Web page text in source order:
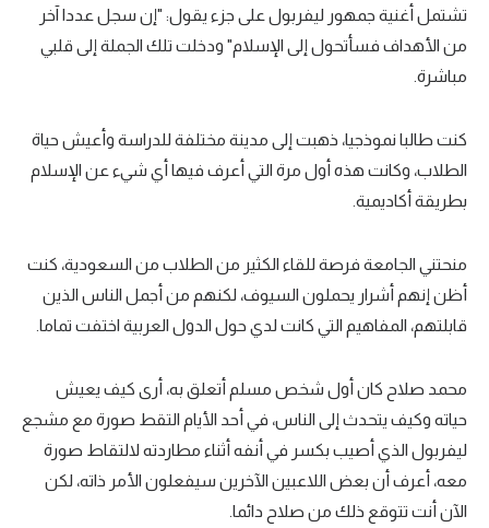
أقسام خاصة
Gamers
تحقيق في الجول
تقرير في الجول
حكايات في الجول
تشتمل أغنية جمهور ليفربول على جزء يقول: "إن سجل عددا آخر
من الأهداف فسأتحول إلى الإسلام" ودخلت تلك الجملة إلى قلبي
مباشرة.
كنت طالبا نموذجيا، ذهبت إلى مدينة مختلفة للدراسة وأعيش حياة
الطلاب، وكانت هذه أول مرة التي أعرف فيها أي شيء عن الإسلام
بطريقة أكاديمية.
منحتني الجامعة فرصة للقاء الكثير من الطلاب من السعودية، كنت
أظن إنهم أشرار يحملون السيوف، لكنهم من أجمل الناس الذين
قابلتهم، المفاهيم التي كانت لدي حول الدول العربية اختفت تماما.
محمد صلاح كان أول شخص مسلم أتعلق به، أرى كيف يعيش
حياته وكيف يتحدث إلى الناس، في أحد الأيام التقط صورة مع مشجع
ليفربول الذي أصيب بكسر في أنفه أثناء مطاردته لالتقاط صورة
معه، أعرف أن بعض اللاعبين الآخرين سيفعلون الأمر ذاته، لكن
الآن أنت تتوقع ذلك من صلاح دائما.